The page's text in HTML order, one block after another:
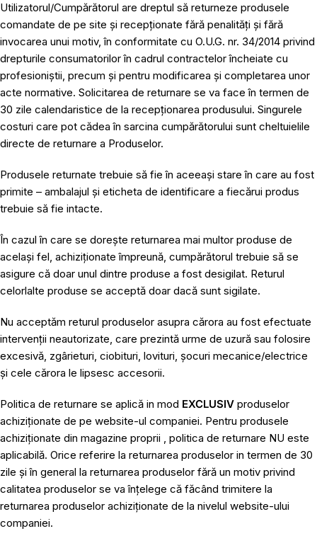
Utilizatorul/Cumpărătorul are dreptul să returneze produsele
comandate de pe site și recepționate fără penalități și fără
invocarea unui motiv, în conformitate cu O.U.G. nr. 34/2014 privind
drepturile consumatorilor în cadrul contractelor încheiate cu
profesioniștii, precum și pentru modificarea și completarea unor
acte normative. Solicitarea de returnare se va face în termen de
30 zile calendaristice de la recepționarea produsului. Singurele
costuri care pot cădea în sarcina cumpărătorului sunt cheltuielile
directe de returnare a Produselor.
Produsele returnate trebuie să fie în aceeași stare în care au fost
primite – ambalajul și eticheta de identificare a fiecărui produs
trebuie să fie intacte.
În cazul în care se dorește returnarea mai multor produse de
același fel, achiziționate împreună, cumpărătorul trebuie să se
asigure că doar unul dintre produse a fost desigilat. Returul
celorlalte produse se acceptă doar dacă sunt sigilate.
Nu acceptăm returul produselor asupra cărora au fost efectuate
intervenții neautorizate, care prezintă urme de uzură sau folosire
excesivă, zgârieturi, ciobituri, lovituri, șocuri mecanice/electrice
și cele cărora le lipsesc accesorii.
Politica de returnare se aplică in mod EXCLUSIV produselor
achiziționate de pe website-ul companiei. Pentru produsele
achiziționate din magazine proprii , politica de returnare NU este
aplicabilă. Orice referire la returnarea produselor in termen de 30
zile și în general la returnarea produselor fără un motiv privind
calitatea produselor se va înțelege că făcând trimitere la
returnarea produselor achiziționate de la nivelul website-ului
companiei.